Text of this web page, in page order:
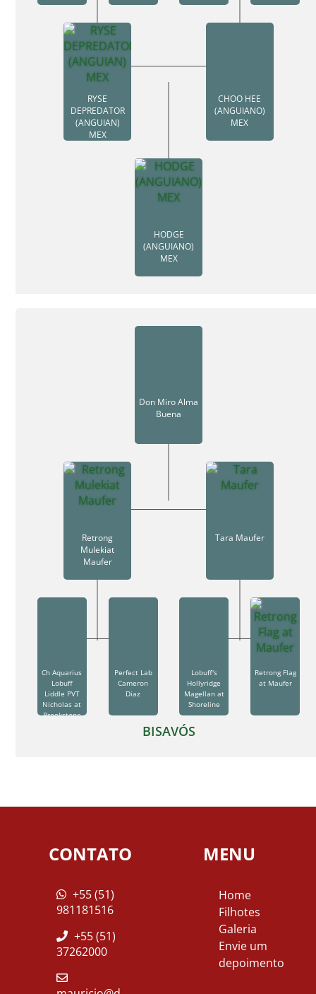
HODGE
(ANGUIANO)
MEX
RYSE
DEPREDATOR
(ANGUIAN)
MEX
CHOO HEE
(ANGUIANO)
MEX
Don Miro Alma
Buena
Retrong
Mulekiat
Maufer
Tara Maufer
Ch Aquarius
Lobuff
Liddle PVT
Nicholas at
Brookstone
Perfect Lab
Cameron
Diaz
Lobuff's
Hollyridge
Magellan at
Shoreline
Retrong Flag
at Maufer
BISAVÓS
CONTATO
+55 (51)
981181516
+55 (51)
37262000
MENU
Home
Filhotes
Galeria
Envie um
depoimento